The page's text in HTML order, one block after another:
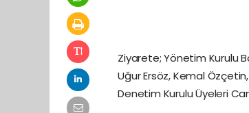
Ziyarete; Yönetim Kurulu
Uğur Ersöz, Kemal
Denetim Kurulu Üyeleri